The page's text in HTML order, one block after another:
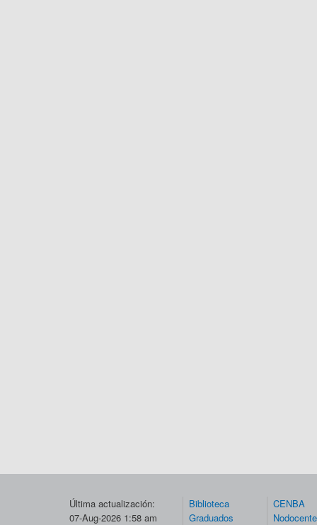
Última actualización:
07-Aug-2026 1:58 am
Biblioteca
Graduados
CENBA